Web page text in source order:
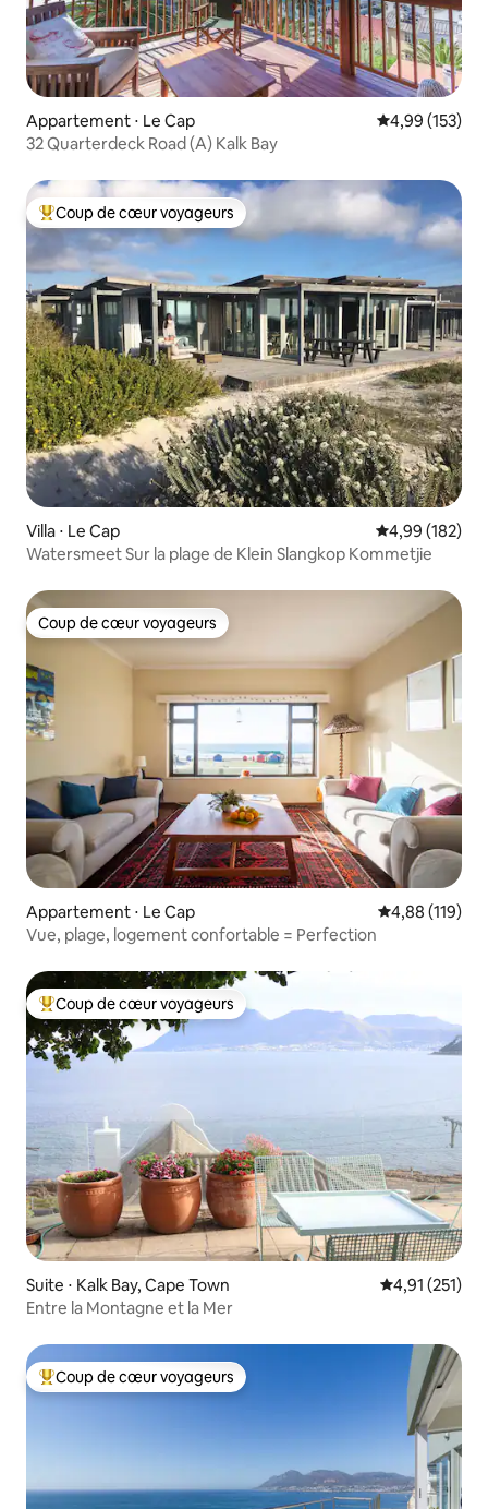
Appartement ⋅ Le Cap Évaluation
4,99 (153)
32 Quarterdeck Road (A) Kalk Bay
Coups de cœur voyageurs les plus appréciés
Coup de cœur voyageurs
Villa ⋅ Le Cap Évaluation
4,99 (182)
Watersmeet Sur la plage de Klein Slangkop Kommetjie
Coup de cœur voyageurs
Coup de cœur voyageurs
Appartement ⋅ Le Cap Évaluation
4,88 (119)
Vue, plage, logement confortable = Perfection
Coups de cœur voyageurs les plus appréciés
Coup de cœur voyageurs
Suite ⋅ Kalk Bay, Cape Town Évaluation
4,91 (251)
Entre la Montagne et la Mer
Coups de cœur voyageurs les plus appréciés
Coup de cœur voyageurs